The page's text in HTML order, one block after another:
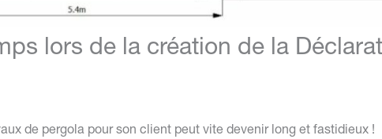
lors de la création de la
de pergola pour son client peut vite devenir long et fastidieux !